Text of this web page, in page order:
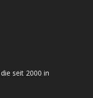
seit 2000 in